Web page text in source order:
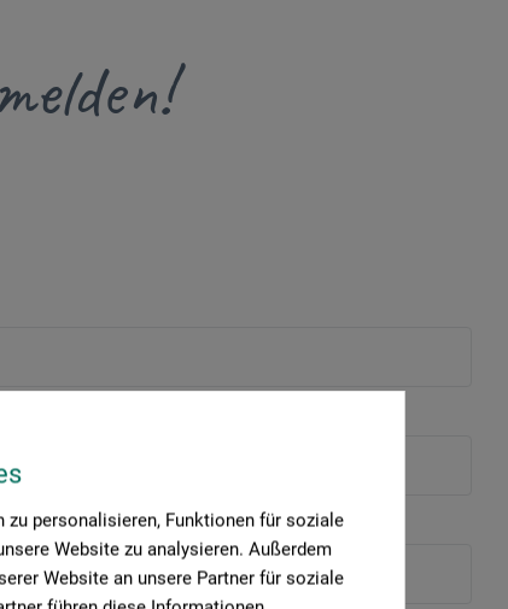
zu personalisieren, Funktionen für soziale
Website zu analysieren. Außerdem
Website an unsere Partner für soziale